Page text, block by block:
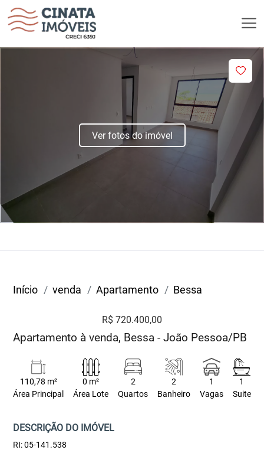
Ver fotos do imóvel
Início venda Apartamento Bessa
R$ 720.400,00
Apartamento à venda, Bessa - João Pessoa/PB
110,78 m²
Área Principal
0 m²
Área Lote
2
Quartos
2
Banheiro
1
Vagas
1
Suite
DESCRIÇÃO DO IMÓVEL
RI: 05-141.538